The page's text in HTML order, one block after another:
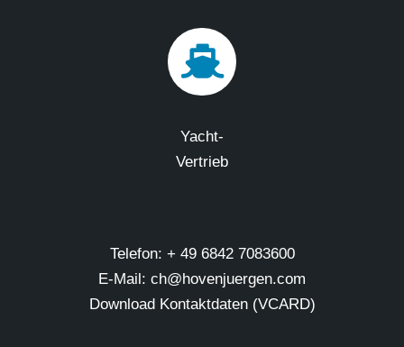
Yacht-
Vertrieb
Telefon: + 49 6842 7083600
E-Mail: ch@hovenjuergen.com
Download Kontaktdaten (VCARD)